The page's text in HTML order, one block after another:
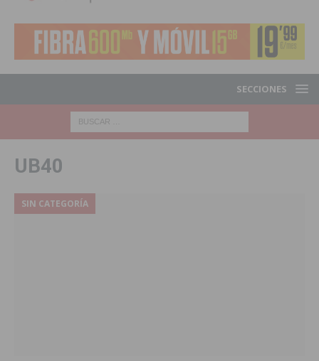
SECCIONES
UB40
SIN CATEGORÍA